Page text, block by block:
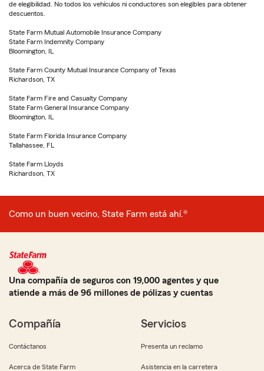
de elegibilidad. No todos los vehículos ni conductores son elegibles para obtener
descuentos.
State Farm Mutual Automobile Insurance Company
State Farm Indemnity Company
Bloomington, IL
State Farm County Mutual Insurance Company of Texas
Richardson, TX
State Farm Fire and Casualty Company
State Farm General Insurance Company
Bloomington, IL
State Farm Florida Insurance Company
Tallahassee, FL
State Farm Lloyds
Richardson, TX
Como un buen vecino, State Farm está ahí.®
Una compañía de seguros con 19,000 agentes y que
atiende a más de 96 millones de pólizas y cuentas
Compañía
Contáctanos
Acerca de State Farm
Servicios
Presenta un reclamo
Asistencia en la carretera